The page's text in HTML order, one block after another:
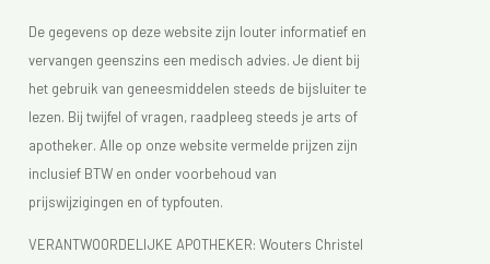
De gegevens op deze website zijn louter informatief en
vervangen geenszins een medisch advies. Je dient bij
het gebruik van geneesmiddelen steeds de bijsluiter te
lezen. Bij twijfel of vragen, raadpleeg steeds je arts of
apotheker. Alle op onze website vermelde prijzen zijn
inclusief BTW en onder voorbehoud van
prijswijzigingen en of typfouten.
VERANTWOORDELIJKE APOTHEKER: Wouters Christel